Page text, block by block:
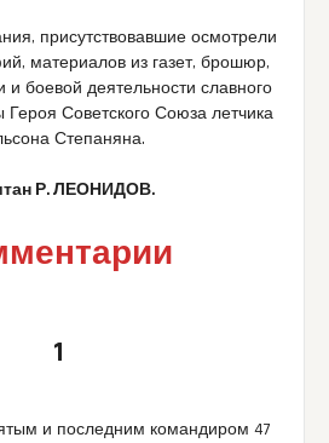
присутствовавшие осмотрели
материалов из газет, брошюр,
боевой деятельности славного
Героя Советского Союза летчика
Степаняна.
Р. ЛЕОНИДОВ.
1
и последним командиром 47